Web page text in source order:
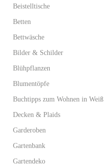
Beistelltische
Betten
Bettwäsche
Bilder & Schilder
Blühpflanzen
Blumentöpfe
Buchtipps zum Wohnen in Weiß
Decken & Plaids
Garderoben
Gartenbank
Gartendeko